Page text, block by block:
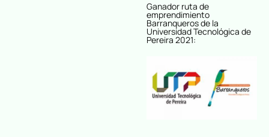
Ganador ruta de
emprendimiento
Barranqueros de la
Universidad Tecnológica de
Pereira 2021: